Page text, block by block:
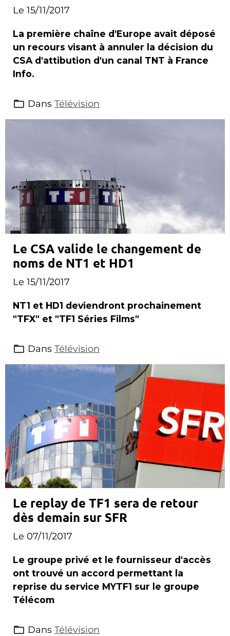
Le 15/11/2017
La première chaîne d'Europe avait déposé
un recours visant à annuler la décision du
CSA d'attibution d'un canal TNT à France
Info.
Dans Télévision
Le CSA valide le changement de
noms de NT1 et HD1
Le 15/11/2017
NT1 et HD1 deviendront prochainement
"TFX" et "TF1 Séries Films"
Dans Télévision
Le replay de TF1 sera de retour
dès demain sur SFR
Le 07/11/2017
Le groupe privé et le fournisseur d'accès
ont trouvé un accord permettant la
reprise du service MYTF1 sur le groupe
Télécom
Dans Télévision